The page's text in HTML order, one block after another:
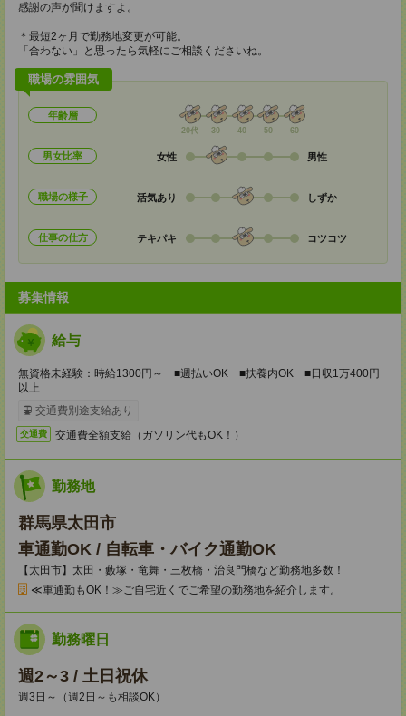
感謝の声が聞けますよ。
＊最短2ヶ月で勤務地変更が可能。
「合わない」と思ったら気軽にご相談くださいね。
職場の雰囲気
年齢層
20代 30 40 50 60
男女比率 女性 男性
職場の様子 活気あり しずか
仕事の仕方 テキパキ コツコツ
募集情報
給与
無資格未経験：時給1300円～ ■週払いOK ■扶養内OK ■日収1万400円
以上
交通費別途支給あり
交通費 交通費全額支給（ガソリン代もOK！）
勤務地
群馬県太田市
車通勤OK / 自転車・バイク通勤OK
【太田市】太田・藪塚・竜舞・三枚橋・治良門橋など勤務地多数！
≪車通勤もOK！≫ご自宅近くでご希望の勤務地を紹介します。
勤務曜日
週2～3 / 土日祝休
週3日～（週2日～も相談OK）